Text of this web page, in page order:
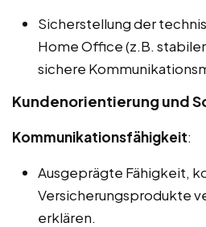
Sicherstellung der
Home Office (z.B.
sichere
Kundenorientierung und
Kommunikationsfähigkeit:
Ausgeprägte Fähigkeit,
Versicherungsprodukte
erklären.